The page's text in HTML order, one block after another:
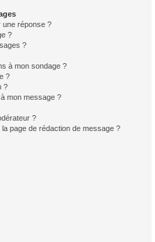
une réponse ?
?
?
à mon sondage ?
?
?
mon message ?
?
page de rédaction de message ?